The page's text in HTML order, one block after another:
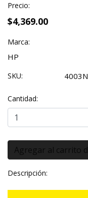
Precio:
$4,369.00
Marca:
HP
SKU: 4003N
Cantidad:
Descripción: